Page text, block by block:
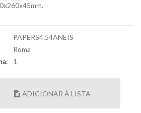
PAPERS4.54ANEIS
Roma
1
ADICIONAR À LISTA